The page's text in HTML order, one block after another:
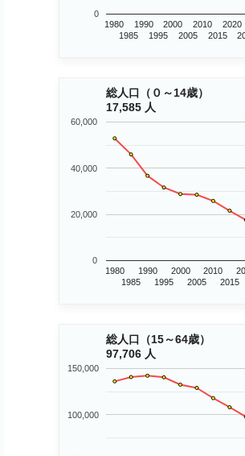
1980
1985
1990
1995
2000
2005
2010
2015
2020
0
総人口（０～14歳）
17,585 人
1980
1985
1990
1995
2000
2005
2010
2015
0
20,000
40,000
60,000
総人口（15～64歳）
97,706 人
100,000
150,000